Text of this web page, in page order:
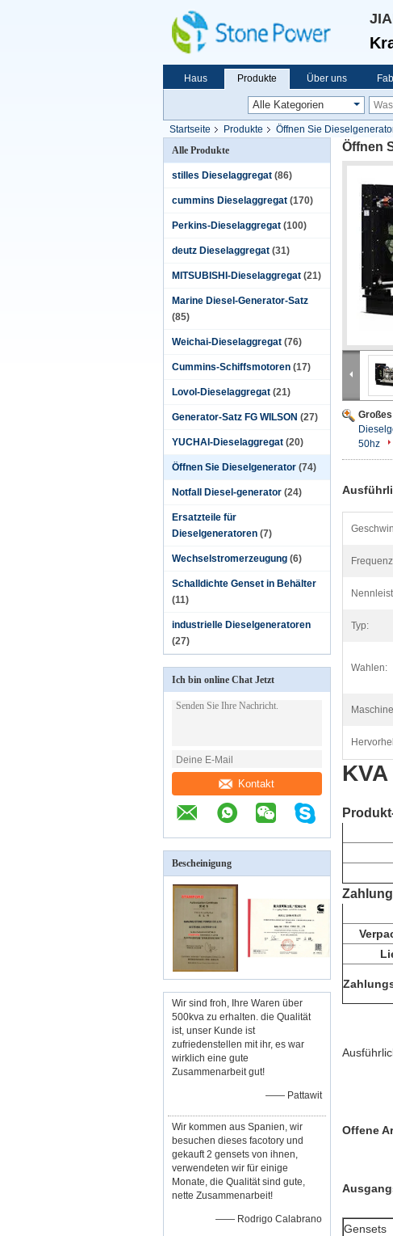
Haus Produkte Über uns
Startseite Produkte Öffnen Sie
Alle Produkte
stilles Dieselaggregat (86)
cummins Dieselaggregat (170)
Perkins-Dieselaggregat (100)
deutz Dieselaggregat (31)
MITSUBISHI-Dieselaggregat (21)
Marine Diesel-Generator-Satz
(85)
Weichai-Dieselaggregat (76)
Cummins-Schiffsmotoren (17)
Lovol-Dieselaggregat (21)
Generator-Satz FG WILSON (27)
YUCHAI-Dieselaggregat (20)
Öffnen Sie Dieselgenerator (74)
Notfall Diesel-generator (24)
Ersatzteile für
Dieselgeneratoren (7)
Wechselstromerzeugung (6)
Schalldichte Genset in Behälter
(11)
industrielle Dieselgeneratoren
(27)
Ich bin online Chat Jetzt
Kontakt
Bescheinigung
Wir sind froh, Ihre Waren über
500kva zu erhalten. die Qualität
ist, unser Kunde ist
zufriedenstellen mit ihr, es war
wirklich eine gute
Zusammenarbeit gut!
—— Pattawit
Wir kommen aus Spanien, wir
besuchen dieses facotory und
gekauft 2 gensets von ihnen,
verwendeten wir für einige
Monate, die Qualität sind gute,
nette Zusammenarbeit!
—— Rodrigo Calabrano
Öffnen
50hz
Typ:
Wahlen:
KVA
Offene
Gensets